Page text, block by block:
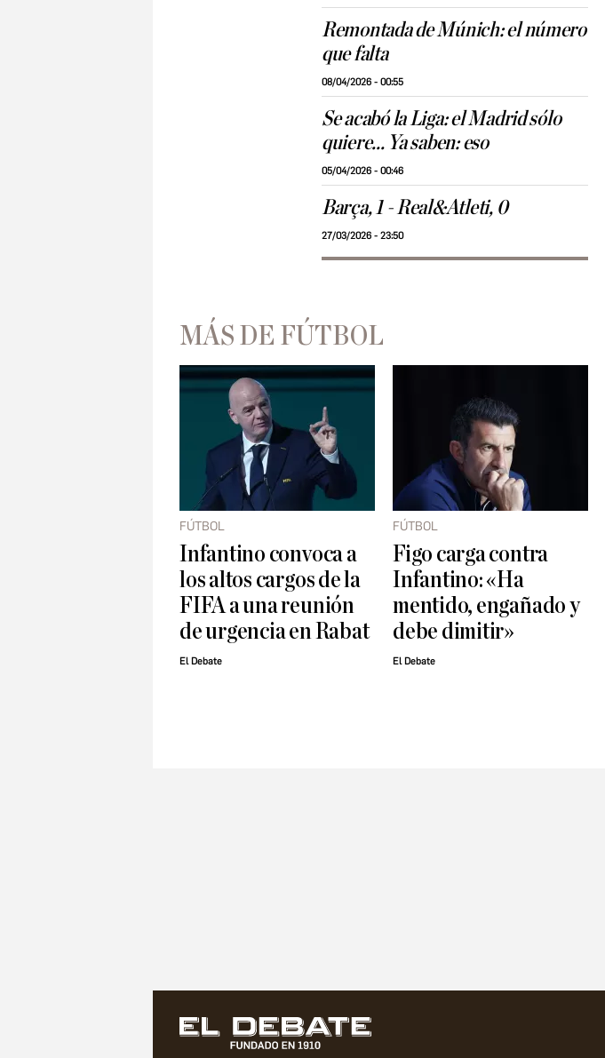
Remontada de Múnich: el número
que falta
08/04/2026 - 00:55
Se acabó la Liga: el Madrid sólo
quiere... Ya saben: eso
05/04/2026 - 00:46
Barça, 1 - Real&Atleti, 0
27/03/2026 - 23:50
MÁS DE FÚTBOL
FÚTBOL
Infantino convoca a
los altos cargos de la
FIFA a una reunión
de urgencia en Rabat
El Debate
FÚTBOL
Figo carga contra
Infantino: «Ha
mentido, engañado y
debe dimitir»
El Debate